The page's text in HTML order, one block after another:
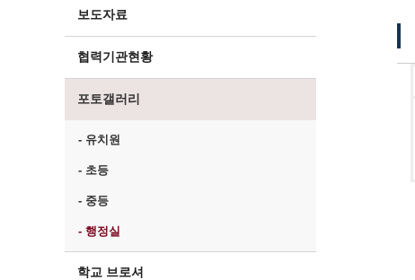
보도자료
협력기관현황
포토갤러리
- 유치원
- 초등
- 중등
- 행정실
학교 브로셔